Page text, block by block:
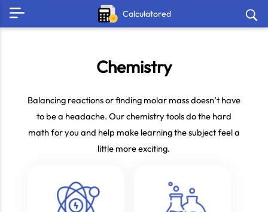
Calculatored
Chemistry
Balancing reactions or finding molar mass doesn’t have
to be a headache. Our chemistry tools do the hard
math for you and help make learning the subject feel a
little more exciting.